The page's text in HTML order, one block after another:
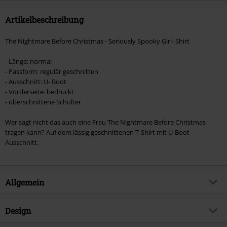
Artikelbeschreibung
The Nightmare Before Christmas - Seriously Spooky Girl- Shirt
- Länge: normal
- Passform: regulär geschnitten
- Ausschnitt: U- Boot
- Vorderseite: bedruckt
- überschnittene Schulter
Wer sagt nicht das auch eine Frau The Nightmare Before Christmas
tragen kann? Auf dem lässig geschnittenen T-Shirt mit U-Boot
Ausschnitt.
Allgemein
Artikelnummer:
Design